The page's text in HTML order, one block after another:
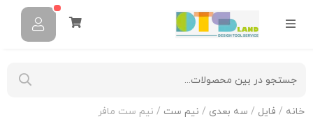
خانه / فایل / سه بعدی / نیم ست / نیم ست مافر